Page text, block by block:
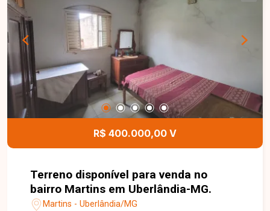
R$ 400.000,00 V
Terreno disponível para venda no
bairro Martins em Uberlândia-MG.
Martins - Uberlândia/MG